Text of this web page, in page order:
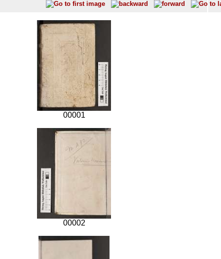
00001
00002